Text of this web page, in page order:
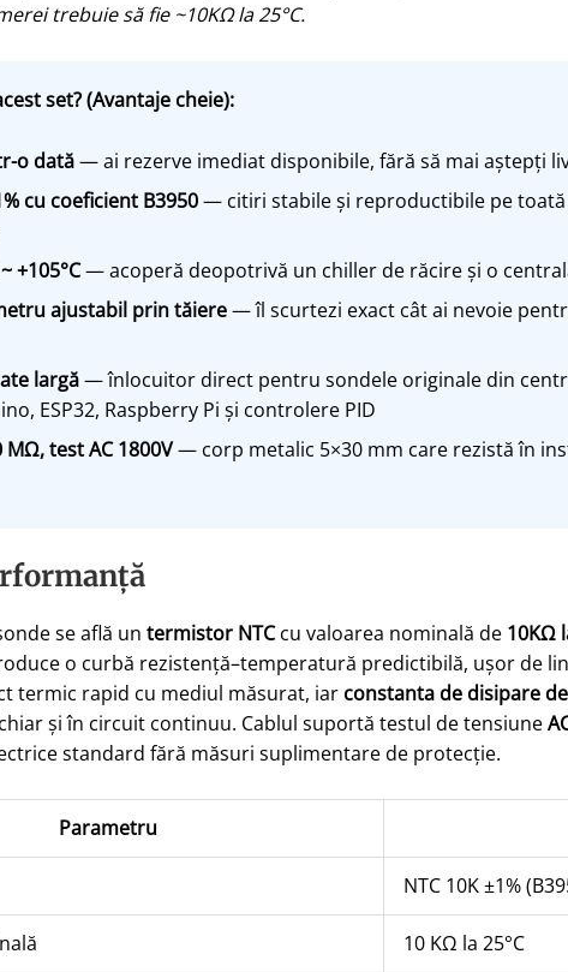
trebuie să fie ~10KΩ la 25°C.
set? (Avantaje cheie):
o dată— ai rezerve imediat disponibile, fără să mai aștepți
cu coeficient B3950— citiri stabile și reproductibile pe
+105°C— acoperă deopotrivă un chiller de răcire și o
ajustabil prin tăiere— îl scurtezi exact cât ai nevoie
largă— înlocuitor direct pentru sondele originale din
ESP32, Raspberry Pi și controlere PID
MΩ, test AC 1800V— corp metalic 5×30 mm care rezistă în
se află un termistor NTCcu valoarea nominală de 10KΩ
o curbă rezistență–temperatură predictibilă, ușor de
termic rapid cu mediul măsurat, iar constanta de disipare
și în circuit continuu. Cablul suportă testul de tensiune
standard fără măsuri suplimentare de protecție.
Parametru
NTC 10K ±1%
10 KΩ la 25°C